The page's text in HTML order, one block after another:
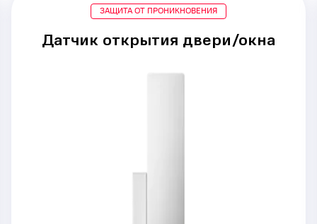
ЗАЩИТА ОТ ПРОНИКНОВЕНИЯ
Датчик открытия двери/окна